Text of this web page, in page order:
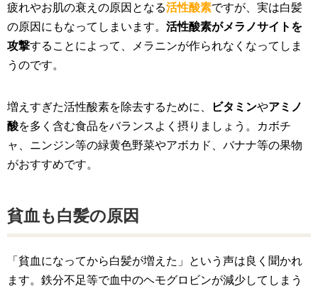
疲れやお肌の衰えの原因となる活性酸素ですが、実は白髪
の原因にもなってしまいます。 活性酸素がメラノサイトを
攻撃することによって、メラニンが作られなくなってしま
うのです。
増えすぎた活性酸素を除去するために、 ビタミンやアミノ
酸を多く含む食品をバランスよく摂りましょう。カボチ
ャ、ニンジン等の緑黄色野菜やアボカド、バナナ等の果物
がおすすめです。
貧血も白髪の原因
「貧血になってから白髪が増えた」という声は良く聞かれ
ます。鉄分不足等で血中のヘモグロビンが減少してしまう